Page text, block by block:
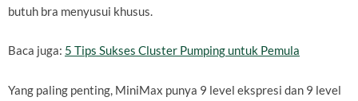
butuh bra menyusui khusus.
Baca juga: 5 Tips Sukses Cluster Pumping untuk Pemula
Yang paling penting, MiniMax punya 9 level ekspresi dan 9 level